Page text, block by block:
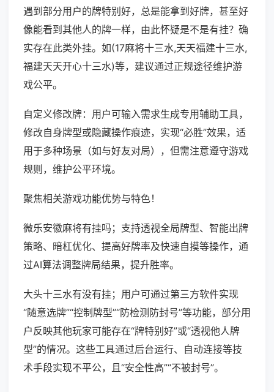
遇到部分用户的牌特别好，总是能拿到好牌，甚至好
像能看到其他人的牌一样，由此怀疑是不是有挂？确
实存在此类外挂。如(17麻将十三水,天天福建十三水,
福建天天开心十三水)等，建议通过正规途径维护游
戏公平。
自定义修改牌：用户可输入需求生成专用辅助工具，
修改自身牌型或隐藏操作痕迹，实现“必胜”效果，适
用于多种场景（如与好友对局），但需注意遵守游戏
规则，维护公平环境。
聚焦相关游戏功能优势与特色！
微乐安徽麻将有挂吗；支持透视全局牌型、智能出牌
策略、暗杠优化、提高好牌率及快速自摸等操作，通
过AI算法调整牌局结果，提升胜率。
大头十三水有没有挂；用户可通过第三方软件实现
“随意选牌”“控制牌型”“防检测防封号”等功能，部分用
户反映其他玩家可能存在“牌特别好”或“透视他人牌
型”的情况。这些工具通过后台运行、自动连接等技
术手段实现不平公，且“安全性高”“不被封号”。